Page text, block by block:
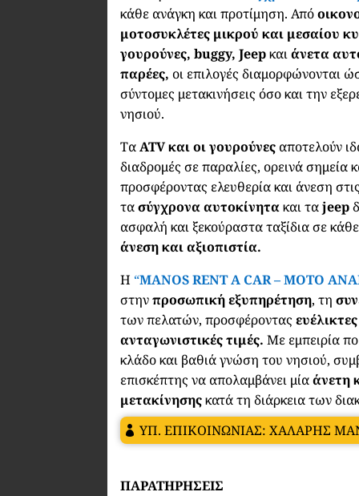
κάθε ανάγκη και προτίμηση. Από
μοτοσυκλέτες μικρού και μεσαίου
γουρούνες, buggy, Jeepκαιάνετα
παρέες, οι επιλογές διαμορφώνονται
σύντομες μετακινήσεις όσο και την
νησιού.
ΤαATV και οι γουρούνες αποτελούν
διαδρομές σε παραλίες, ορεινά σημεία
προσφέροντας ελευθερία και άνεση
τασύγχρονα αυτοκίνητακαι ταjeep
ασφαλή και ξεκούραστα ταξίδια σε
άνεση και αξιοπιστία.
Η “MANOS RENT A CAR – MOTO
στηνπροσωπική εξυπηρέτηση, τη
των πελατών, προσφέροντας
ανταγωνιστικές τιμές.Με εμπειρία
κλάδο και βαθιά γνώση του νησιού,
επισκέπτης να απολαμβάνει μίαάνετη
μετακίνησηςκατά τη διάρκεια των
ΥΠ. ΕΠΙΚΟΙΝΩΝΙΑΣ: ΧΑΛΑΡΗΣ
ΠΑΡΑΤΗΡΗΣΕΙΣ